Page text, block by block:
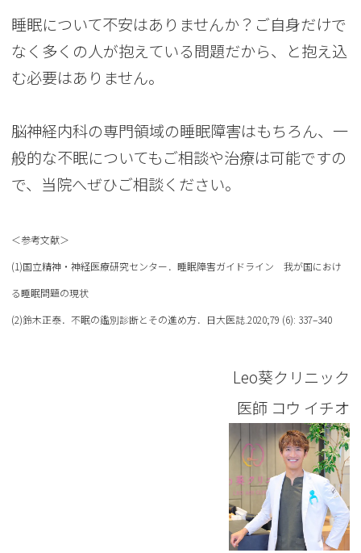
睡眠について不安はありませんか？ご自身だけで
なく多くの人が抱えている問題だから、と抱え込
む必要はありません。
脳神経内科の専門領域の睡眠障害はもちろん、一
般的な不眠についてもご相談や治療は可能ですの
で、当院へぜひご相談ください。
＜参考文献＞
(1)国立精神・神経医療研究センター．睡眠障害ガイドライン 我が国におけ
る睡眠問題の現状
(2)鈴木正泰．不眠の鑑別診断とその進め方．日大医誌.2020;79 (6): 337–340
Leo葵クリニック
医師 コウ イチオ